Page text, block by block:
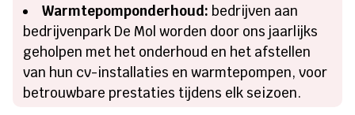
Warmtepomponderhoud: bedrijven aan
bedrijvenpark De Mol worden door ons jaarlijks
geholpen met het onderhoud en het afstellen
van hun cv-installaties en warmtepompen, voor
betrouwbare prestaties tijdens elk seizoen.